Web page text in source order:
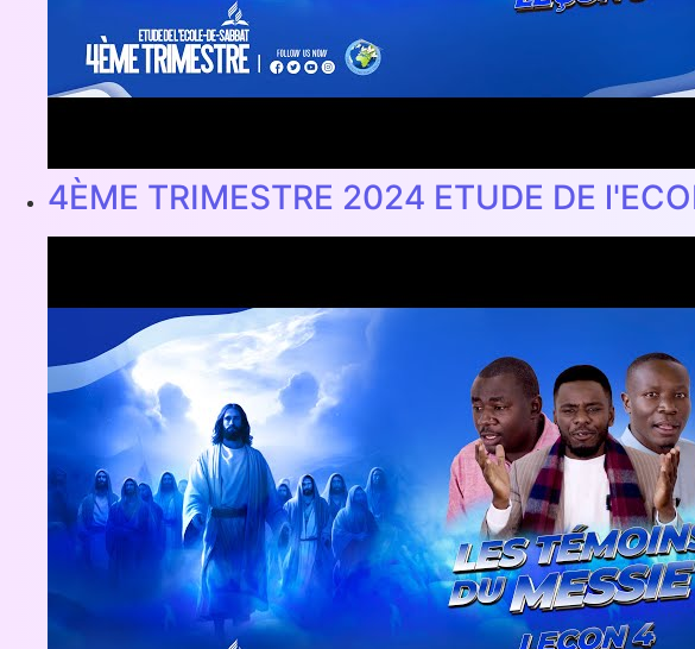
4ÈME TRIMESTRE 2024 ETUDE DE